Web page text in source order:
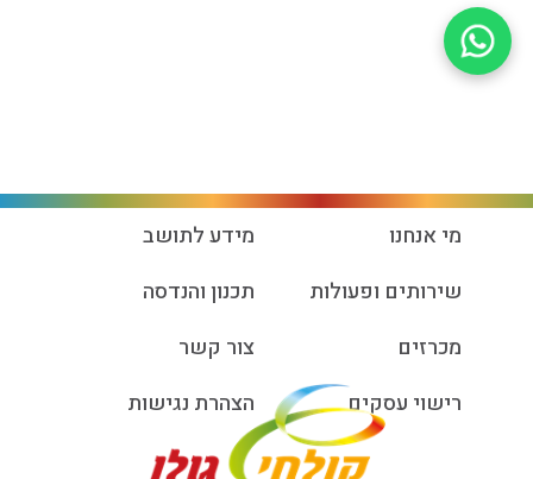
מי אנחנו
מידע לתושב
שירותים ופעולות
תכנון והנדסה
מכרזים
צור קשר
רישוי עסקים
הצהרת נגישות